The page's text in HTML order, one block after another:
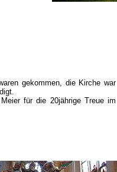
gekommen, die Kirche war
für die 20jährige Treue im